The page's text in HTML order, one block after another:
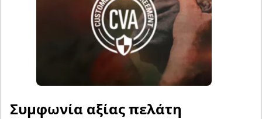
Συμφωνία αξίας πελάτη